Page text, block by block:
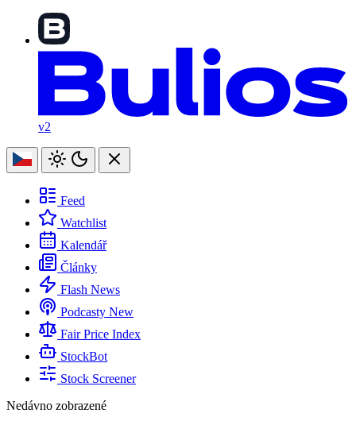
v2
Feed
Watchlist
Kalendář
Články
Flash News
Podcasty New
Fair Price Index
StockBot
Stock Screener
Nedávno zobrazené